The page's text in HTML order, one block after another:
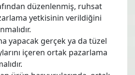
düzenlenmiş, ruhsat
yetkisinin verildiğini
yapacak gerçek ya da tüzel
içeren ortak pazarlama